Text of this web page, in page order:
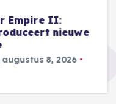
Empire II:
nieuwe
8, 2026